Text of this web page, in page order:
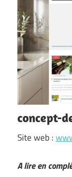
concept-
Site web :
A lire en